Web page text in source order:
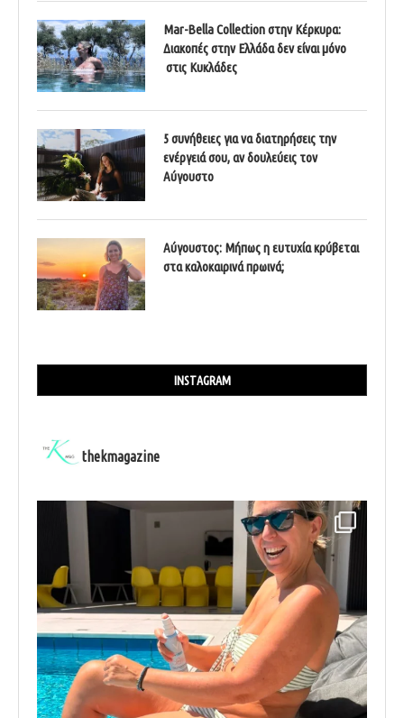
Mar-Bella Collection στην Κέρκυρα:
Διακοπές στην Ελλάδα δεν είναι μόνο
στις Κυκλάδες
5 συνήθειες για να διατηρήσεις την
ενέργειά σου, αν δουλεύεις τον
Αύγουστο
Αύγουστος: Μήπως η ευτυχία κρύβεται
στα καλοκαιρινά πρωινά;
INSTAGRAM
thekmagazine